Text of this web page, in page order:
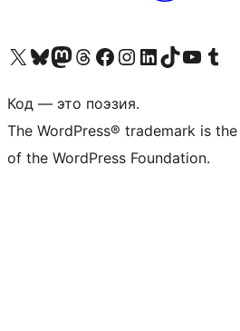
Посетите нас в X (ранее Twitter)
Посетите нашу учётную запись в Bluesky
Посетите нашу ленту в Mastodon
Посетите нашу учётную запись в Threads
Посетите нашу страницу на Facebook
Посетите наш Instagram
Посетите нашу страницу в LinkedIn
Посетите нашу учётную запись в TikTok
Посетите наш канал
Посетите нашу
Код — это поэзия.
The WordPress® trademark is
of the WordPress Foundation.